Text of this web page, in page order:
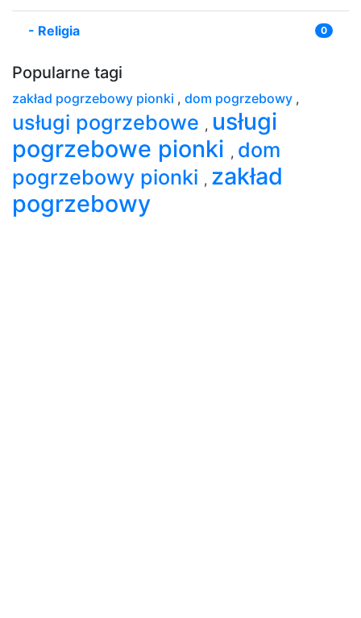
- Religia 0
Popularne tagi
zakład pogrzebowy pionki , dom pogrzebowy ,
usługi pogrzebowe , usługi
pogrzebowe pionki , dom
pogrzebowy pionki , zakład
pogrzebowy